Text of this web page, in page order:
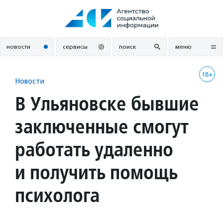
новости сервисы поиск меню
18+
Новости
В Ульяновске бывшие
заключенные смогут
работать удаленно
и получить помощь
психолога